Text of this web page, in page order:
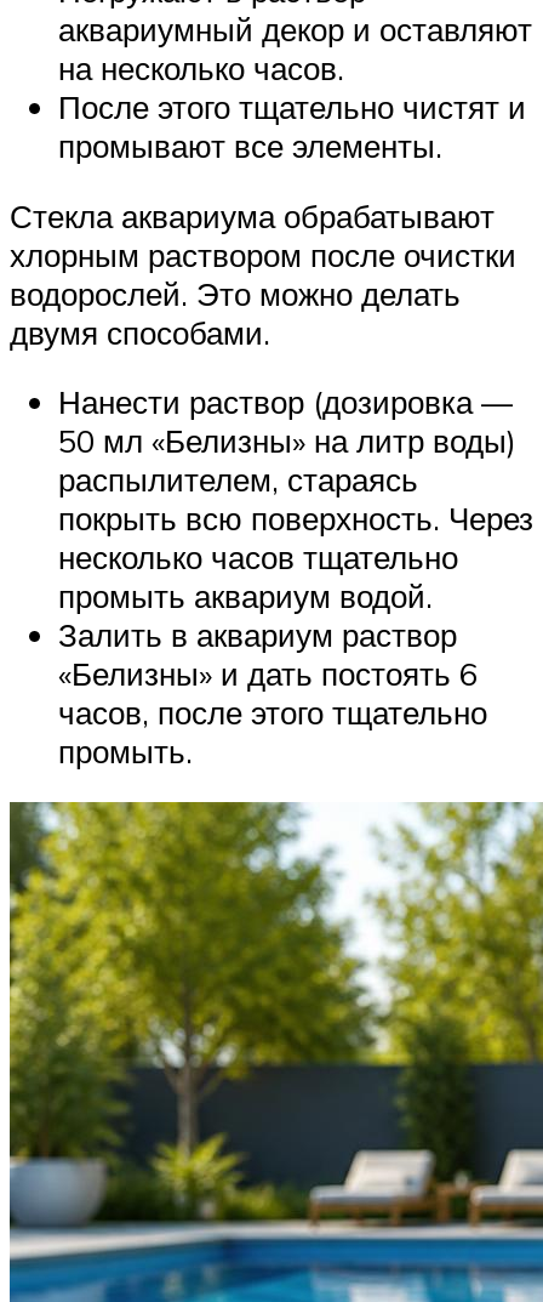
аквариумный декор и оставляют
на несколько часов.
После этого тщательно чистят и
промывают все элементы.
Стекла аквариума обрабатывают
хлорным раствором после очистки
водорослей. Это можно делать
двумя способами.
Нанести раствор (дозировка —
50 мл «Белизны» на литр воды)
распылителем, стараясь
покрыть всю поверхность. Через
несколько часов тщательно
промыть аквариум водой.
Залить в аквариум раствор
«Белизны» и дать постоять 6
часов, после этого тщательно
промыть.